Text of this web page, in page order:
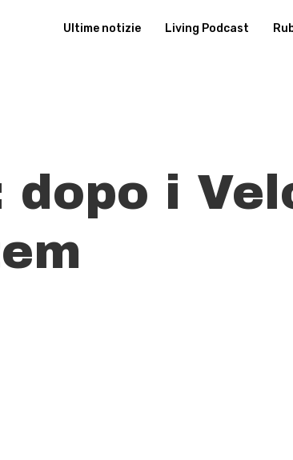
Ultime notizie Living Podcast
dopo i